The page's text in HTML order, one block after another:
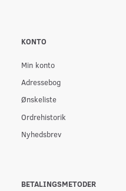
KONTO
Min konto
Adressebog
Ønskeliste
Ordrehistorik
Nyhedsbrev
BETALINGSMETODER